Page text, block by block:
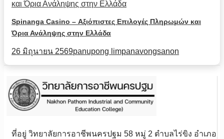
Spinanga Casino – Αξιόπιστες Επιλογές Πληρωμών και
Όρια Ανάληψης στην Ελλάδα
26 มิถุนายน 2569panupong limpanavongsanon
ที่อยู่ วิทยาลัยการอาชีพนครปฐม 58 หมู่ 2 ตำบลไร่ขิง อำเภอ